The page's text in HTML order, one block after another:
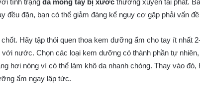
tình trạng da móng tay bị xước thường xuyên tái phát.
đều đặn, bạn có thể giảm đáng kể nguy cơ gặp phải vấn đề
Hãy tập thói quen thoa kem dưỡng ẩm cho tay ít nhất
nước. Chọn các loại kem dưỡng có thành phần tự
hơi nóng vì có thể làm khô da nhanh chóng. Thay vào đó,
ẩm ngay lập tức.